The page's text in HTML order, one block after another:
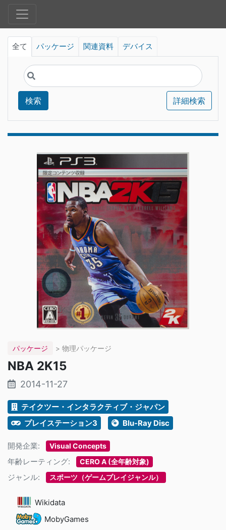
全て パッケージ 関連資料 デバイス
検索 詳細検索
パッケージ > 物理パッケージ
NBA 2K15
2014-11-27
テイクツー・インタラクティブ・ジャパン
プレイステーション3
Blu-Ray Disc
開発企業: Visual Concepts
年齢レーティング: CERO A (全年齢対象)
ジャンル: スポーツ（ゲームプレイジャンル）
Wikidata
MobyGames